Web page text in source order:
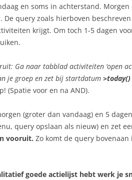
en soms in achterstand.
De query zoals hierboven
krijgt. Om toch 1-5 dagen
Ga naar tabblad activiteiten ‘open
je groep en zet bij startdatum >today()
(Spatie voor en na AND).
(groter dan vandaag) en 5
query opslaan als nieuw) en zet
vooruit. Zo komt de query
goede actielijst hebt werk je